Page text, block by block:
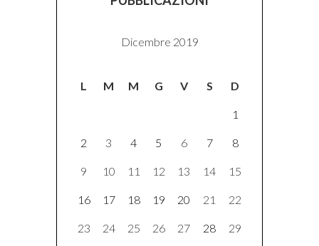
Dicembre 2019
L M M G V S D
1
2 3 4 5 6 7 8
9 10 11 12 13 14 15
16 17 18 19 20 21 22
23 24 25 26 27 28 29